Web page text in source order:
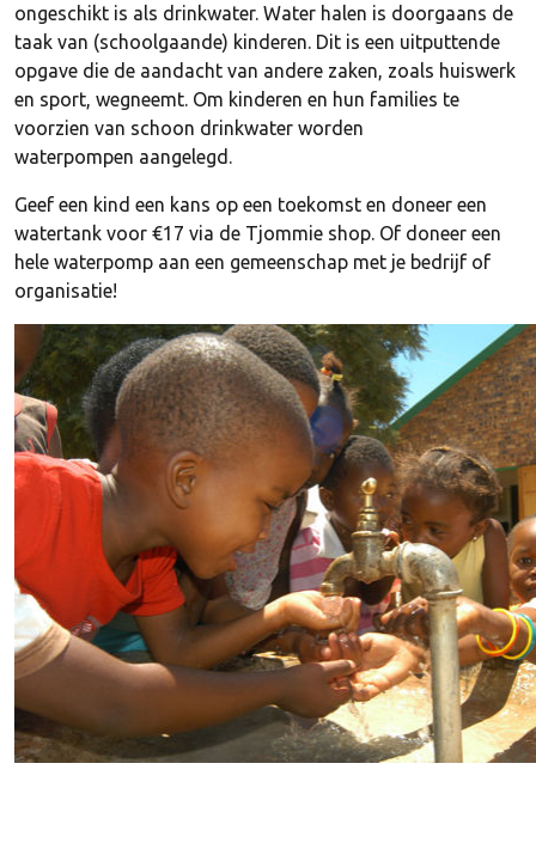
ongeschikt is als drinkwater. Water halen is doorgaans de
taak van (schoolgaande) kinderen. Dit is een uitputtende
opgave die de aandacht van andere zaken, zoals huiswerk
en sport, wegneemt. Om kinderen en hun families te
voorzien van schoon drinkwater worden
waterpompen aangelegd.
Geef een kind een kans op een toekomst en doneer een
watertank voor €17 via de Tjommie shop. Of doneer een
hele waterpomp aan een gemeenschap met je bedrijf of
organisatie!